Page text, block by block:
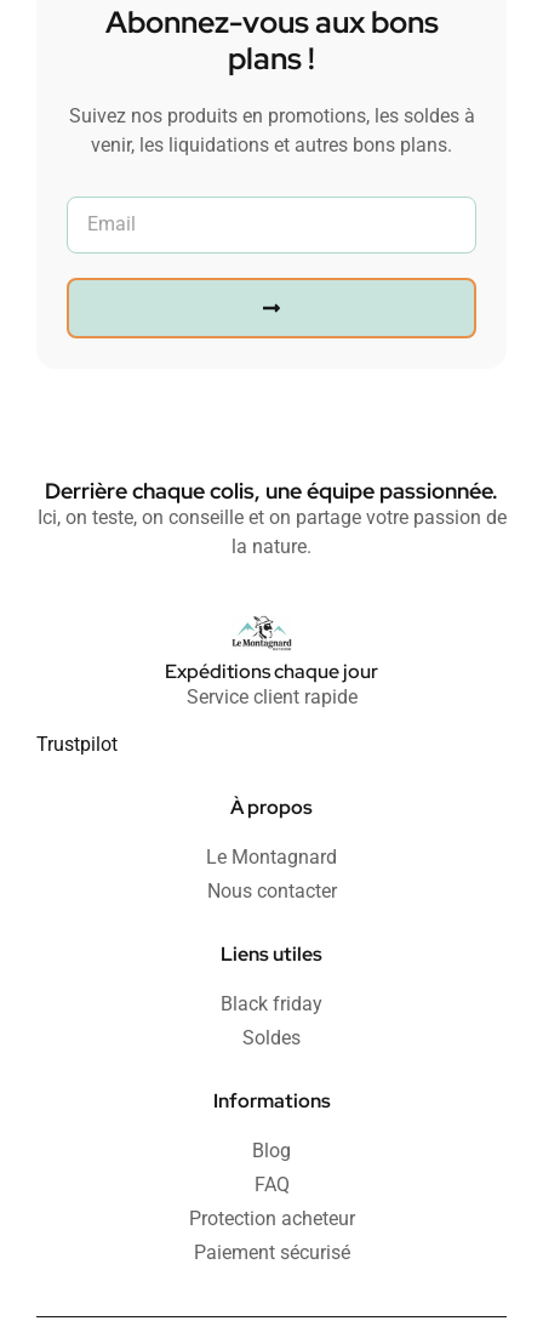
Abonnez-vous aux bons
plans !
Suivez nos produits en promotions, les soldes à
venir, les liquidations et autres bons plans.
Derrière chaque colis, une équipe passionnée.
Ici, on teste, on conseille et on partage votre passion de
la nature.
Expéditions chaque jour
Service client rapide
Trustpilot
À propos
Le Montagnard
Nous contacter
Liens utiles
Black friday
Soldes
Informations
Blog
FAQ
Protection acheteur
Paiement sécurisé